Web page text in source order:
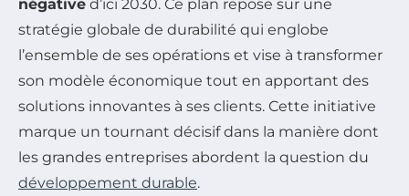
négative d’ici 2030. Ce plan repose sur une
stratégie globale de durabilité qui englobe
l’ensemble de ses opérations et vise à transformer
son modèle économique tout en apportant des
solutions innovantes à ses clients. Cette initiative
marque un tournant décisif dans la manière dont
les grandes entreprises abordent la question du
développement durable.